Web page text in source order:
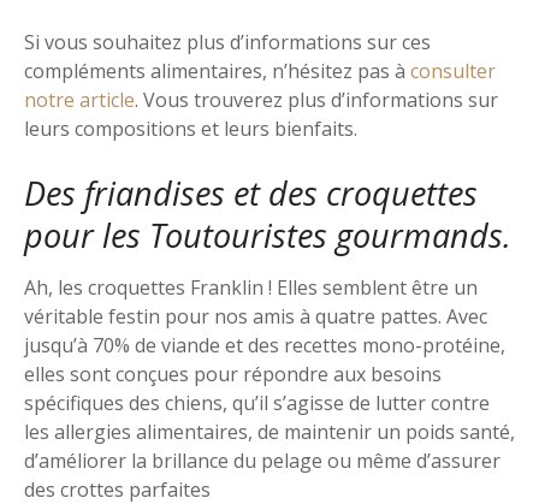
Si vous souhaitez plus d’informations sur ces
compléments alimentaires, n’hésitez pas à consulter
notre article. Vous trouverez plus d’informations sur
leurs compositions et leurs bienfaits.
Des friandises et des croquettes
pour les Toutouristes gourmands.
Ah, les croquettes Franklin ! Elles semblent être un
véritable festin pour nos amis à quatre pattes. Avec
jusqu’à 70% de viande et des recettes mono-protéine,
elles sont conçues pour répondre aux besoins
spécifiques des chiens, qu’il s’agisse de lutter contre
les allergies alimentaires, de maintenir un poids santé,
d’améliorer la brillance du pelage ou même d’assurer
des crottes parfaites